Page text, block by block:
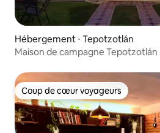
Hébergement ⋅ Tepotzotlán
Maison de campagne Tepotzotlán
Coup de cœur voyageurs
Coup de cœur voyageurs